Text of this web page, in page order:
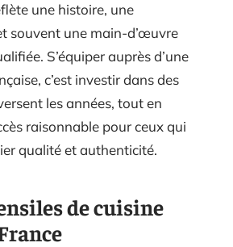
une histoire, une
souvent une main-d’œuvre
S’équiper auprès d’une
c’est investir dans des
les années, tout en
raisonnable pour ceux qui
qualité et authenticité.
de cuisine